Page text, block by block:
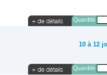
Quantité
10 à 12
Quantité